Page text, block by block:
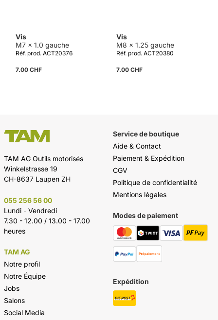
Vis
M7 x 1.0 gauche
Réf. prod. ACT20376
7.00 CHF
Vis
M8 x 1.25 gauche
Réf. prod. ACT20380
7.00 CHF
TAM AG Outils motorisés
Winkelstrasse 19
CH-8637 Laupen ZH
055 256 56 00
Lundi - Vendredi
7.30 - 12.00 / 13.00 - 17.00
heures
TAM AG
Notre profil
Notre Équipe
Jobs
Salons
Social Media
Service de boutique
Aide & Contact
Paiement & Expédition
CGV
Politique de confidentialité
Mentions légales
Modes de paiement
Expédition